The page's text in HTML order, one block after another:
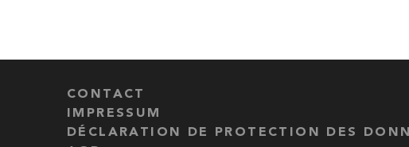
CONTACT
IMPRESSUM
DÉCLARATION DE PROTECTION DES